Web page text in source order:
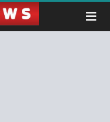
التخطي إلى المحتوى